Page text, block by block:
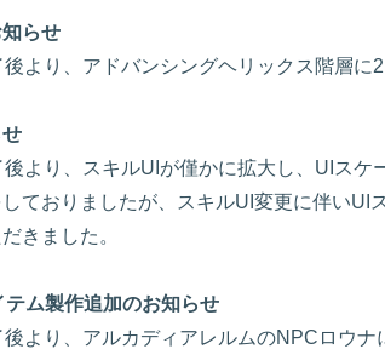
らせ
より、アドバンシングヘリックス階層に
より、スキルUIが僅かに拡大し、UIスケ
ておりましたが、スキルUI変更に伴いUI
きました。
ム製作追加のお知らせ
より、アルカディアレルムのNPCロウナ